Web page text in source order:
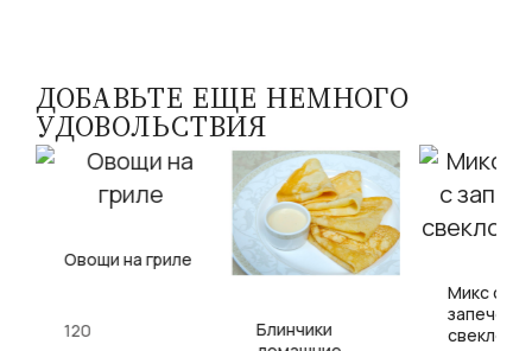
ДОБАВЬТЕ ЕЩЕ НЕМНОГО
УДОВОЛЬСТВИЯ
Овощи на гриле
120
Блинчики
Микс
свеклой и